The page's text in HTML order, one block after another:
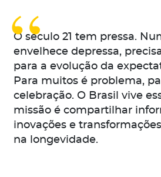
O século 21 tem pressa.
envelhece depressa,
para a evolução da
Para muitos é problema,
celebração. O Brasil vive
missão é compartilhar
inovações e
na longevidade.